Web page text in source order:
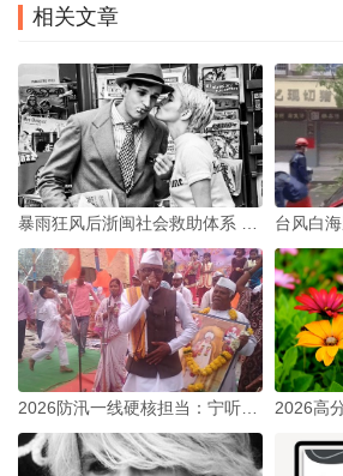
前行中寻找平衡，在未知中锚定方向。
文章来源：本站原创 作者：yuyiyi_11
相关文章